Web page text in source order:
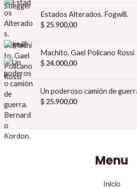
Estados Alterados. Fogwill.
$25.900,00
Machito. Gael Policano Rossi
$24.000,00
Un poderoso camión de
$25.900,00
Menu
Inicio